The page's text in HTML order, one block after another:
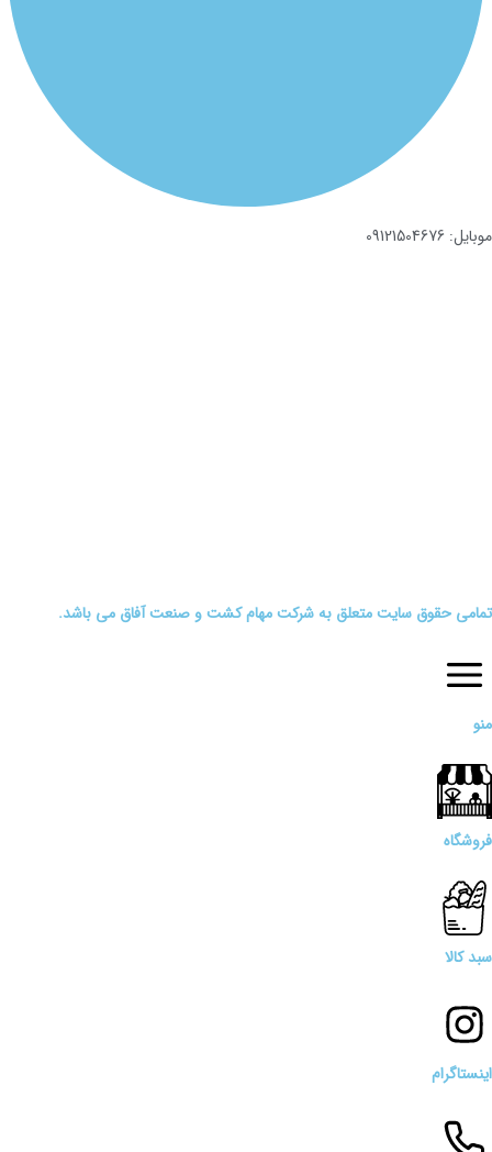
موبایل: 09121504676
تمامی حقوق سایت متعلق به شرکت مهام کشت و صنعت آفاق می باشد.
منو
فروشگاه
سبد کالا
اینستاگرام